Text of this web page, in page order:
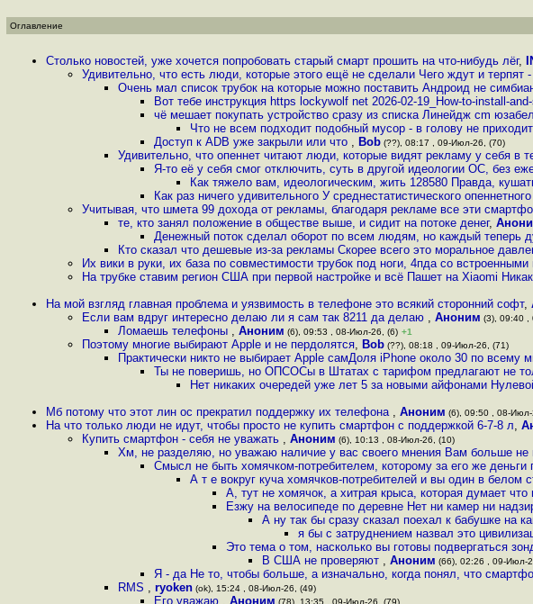
Оглавление
Столько новостей, уже хочется попробовать старый смарт прошить на что-нибудь лёг,
Удивительно, что есть люди, которые этого ещё не сделали Чего ждут и терпят
Очень мал список трубок на которые можно поставить Андроид не
Вот тебе инструкция https lockywolf net 2026-02-19_How-to-install-
чё мешает покупать устройство сразу из списка Линейдж cm
Что не всем подходит подобный мусор - в голову не приходит
Доступ к ADB уже закрыли или что , Bob (??), 08:17 , 09-Июл-26, (70)
Удивительно, что опеннет читают люди, которые видят рекламу у себя в
Я-то её у себя смог отключить, суть в другой идеологии ОС, без
Как тяжело вам, идеологическим, жить 128580 Правда,
Как раз ничего удивительного У среднестатистического
Учитывая, что шмета 99 дохода от рекламы, благодаря рекламе все эти
те, кто занял положение в обществе выше, и сидит на потоке денег,
Денежный поток сделал оборот по всем людям, но каждый теперь
Кто сказал что дешевые из-за рекламы Скорее всего это моральное
Их вики в руки, их база по совместимости трубок под ноги, 4пда со встроенными
На трубке ставим регион США при первой настройке и всё Пашет на Xiaomi
На мой взгляд главная проблема и уязвимость в телефоне это всякий сторонний софт,
Если вам вдруг интересно делаю ли я сам так 8211 да делаю , Аноним (3), 09:40 ,
Ломаешь телефоны , Аноним (6), 09:53 , 08-Июл-26, (6) +1
Поэтому многие выбирают Apple и не пердолятся, Bob (??), 08:18 , 09-Июл-26, (71)
Практически никто не выбирает Apple самДоля iPhone около 30 по всему
Ты не поверишь, но ОПСОСы в Штатах с тарифом предлагают не
Нет никаких очередей уже лет 5 за новыми айфонами
Мб потому что этот лин ос прекратил поддержку их телефона , Аноним (6), 09:50 , 08-Июл-
На что только люди не идут, чтобы просто не купить смартфон с поддержкой 6-7-8 л,
Купить смартфон - себя не уважать , Аноним (6), 10:13 , 08-Июл-26, (10)
Хм, не разделяю, но уважаю наличие у вас своего мнения Вам больше не
Смысл не быть хомячком-потребителем, которому за его же деньги
А т е вокруг куча хомячков-потребителей и вы один в белом
А, тут не хомячок, а хитрая крыса, которая думает
Езжу на велосипеде по деревне Нет ни камер ни
А ну так бы сразу сказал поехал к бабушке на
я бы с затруднением назвал это
Это тема о том, насколько вы готовы подвергаться
В США не проверяют , Аноним (66), 02:26 , 09-Июл-
Я - да Не то, чтобы больше, а изначально, когда понял, что
RMS , ryoken (ok), 15:24 , 08-Июл-26, (49)
Его уважаю , Аноним (78), 13:35 , 09-Июл-26, (79)